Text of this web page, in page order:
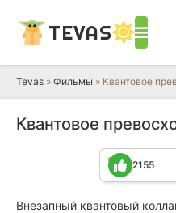
TEVAS
Tevas » Фильмы » Квантовое
Квантовое
2155
Внезапный квантовый